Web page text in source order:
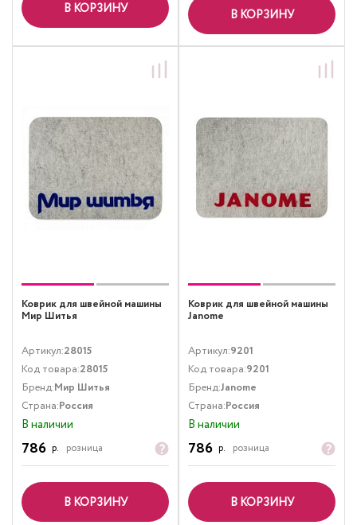
В КОРЗИНУ В КОРЗИНУ
Коврик для швейной машины
Мир Шитья
Артикул:28015
Код товара:28015
Бренд:Мир Шитья
Страна:Россия
В наличии
786 р. розница
В КОРЗИНУ
Коврик для швейной машины
Janome
Артикул:9201
Код товара:9201
Бренд:Janome
Страна:Россия
В наличии
786 р. розница
В КОРЗИНУ